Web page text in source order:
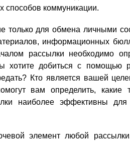
способов коммуникации.
только для обмена личными
информационных
рассылки необходимо
хотите добиться с помощью
Кто является вашей
вам определить, какие
наиболее эффективны
элемент любой